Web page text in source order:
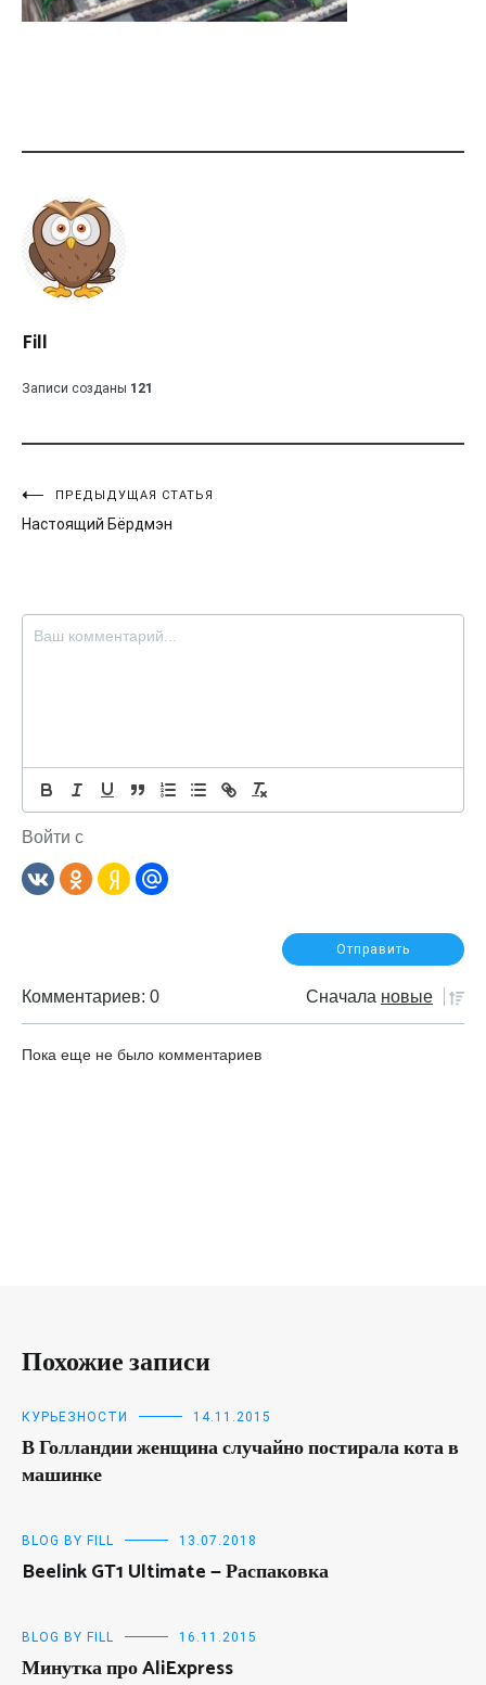
Fill
Записи созданы 121
Навигация
по
ПРЕДЫДУЩАЯ СТАТЬЯ
Настоящий Бёрдмэн
Войти с
Комментариев: 0 Сначала новые
Пока еще не было комментариев
Похожие записи
КУРЬЕЗНОСТИ 14.11.2015
В Голландии женщина случайно постирала кота в
машинке
BLOG BY FILL 13.07.2018
Beelink GT1 Ultimate — Распаковка
BLOG BY FILL 16.11.2015
Минутка про AliExpress